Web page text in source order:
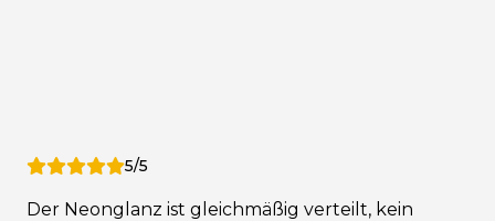
5/5
Der Neonglanz ist gleichmäßig verteilt, kein